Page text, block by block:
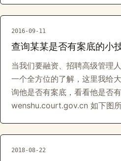
2016-09-11
查询某某是否有案底的小
当我们要融资、招聘高级管理
一个全方位的了解，这里我给
询他是否有案底，看看他是否
wenshu.court.gov.cn 如下图
2018-08-22